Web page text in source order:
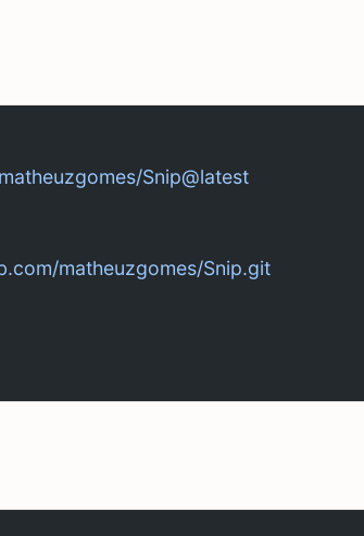
Snip@latest
matheuzgomes/Snip.git